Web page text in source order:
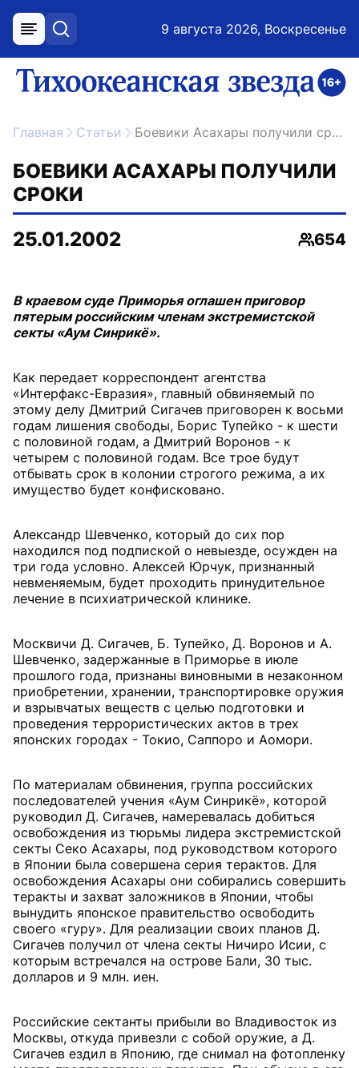
меню поиск 9 августа 2026, Воскресенье
ссылка на главную
Главная Статьи Боевики Асахары получили сроки
БОЕВИКИ АСАХАРЫ ПОЛУЧИЛИ
СРОКИ
25.01.2002
654
В краевом суде Приморья оглашен приговор
пятерым российским членам экстремистской
секты «Аум Синрикё».
Как передает корреспондент агентства
«Интерфакс-Евразия», главный обвиняемый по
этому делу Дмитрий Сигачев приговорен к восьми
годам лишения свободы, Борис Тупейко - к шести
с половиной годам, а Дмитрий Воронов - к
четырем с половиной годам. Все трое будут
отбывать срок в колонии строгого режима, а их
имущество будет конфисковано.
Александр Шевченко, который до сих пор
находился под подпиской о невыезде, осужден на
три года условно. Алексей Юрчук, признанный
невменяемым, будет проходить принудительное
лечение в психиатрической клинике.
Москвичи Д. Сигачев, Б. Тупейко, Д. Воронов и А.
Шевченко, задержанные в Приморье в июле
прошлого года, признаны виновными в незаконном
приобретении, хранении, транспортировке оружия
и взрывчатых веществ с целью подготовки и
проведения террористических актов в трех
японских городах - Токио, Саппоро и Аомори.
По материалам обвинения, группа российских
последователей учения «Аум Синрикё», которой
руководил Д. Сигачев, намеревалась добиться
освобождения из тюрьмы лидера экстремистской
секты Секо Асахары, под руководством которого
в Японии была совершена серия терактов. Для
освобождения Асахары они собирались совершить
теракты и захват заложников в Японии, чтобы
вынудить японское правительство освободить
своего «гуру». Для реализации своих планов Д.
Сигачев получил от члена секты Ничиро Исии, с
которым встречался на острове Бали, 30 тыс.
долларов и 9 млн. иен.
Российские сектанты прибыли во Владивосток из
Москвы, откуда привезли с собой оружие, а Д.
Сигачев ездил в Японию, где снимал на фотопленку